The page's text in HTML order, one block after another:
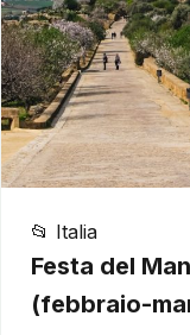
📂 Italia
Festa del
(febbraio-